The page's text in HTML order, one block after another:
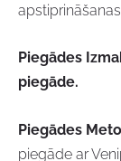
Piegādes
piegāde.
Piegādes
piegāde ar